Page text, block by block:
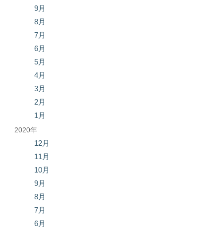
9月
8月
7月
6月
5月
4月
3月
2月
1月
2020年
12月
11月
10月
9月
8月
7月
6月